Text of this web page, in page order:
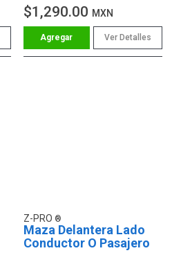
$1,290.00 MXN
Ver Detalles
Z-PRO
Maza Delantera Lado
Conductor O Pasajero